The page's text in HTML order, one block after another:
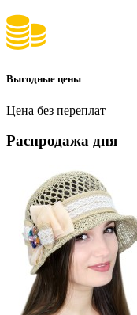
Выгодные цены
Цена без переплат
Распродажа дня